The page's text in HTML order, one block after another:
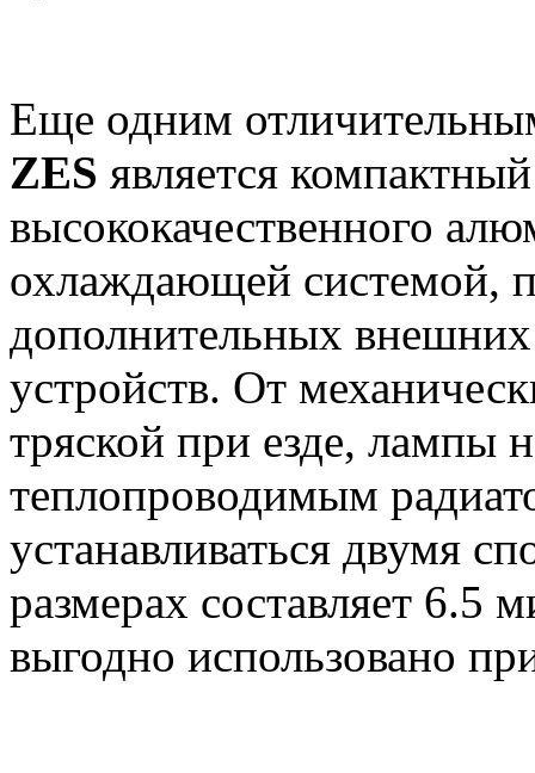
Еще одним
ZES является
высококачественного
охлаждающей системой,
дополнительных
устройств. От
тряской при езде,
теплопроводимым
устанавливаться двумя
размерах составляет 6.5
выгодно использовано